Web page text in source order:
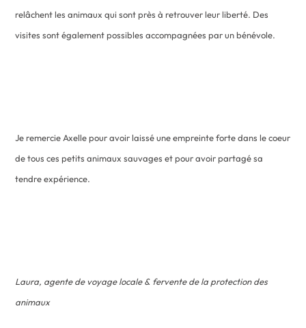
relâchent les animaux qui sont près à retrouver leur liberté. Des
visites sont également possibles accompagnées par un bénévole.
Je remercie Axelle pour avoir laissé une empreinte forte dans le coeur
de tous ces petits animaux sauvages et pour avoir partagé sa
tendre expérience.
Laura, agente de voyage locale & fervente de la protection des
animaux